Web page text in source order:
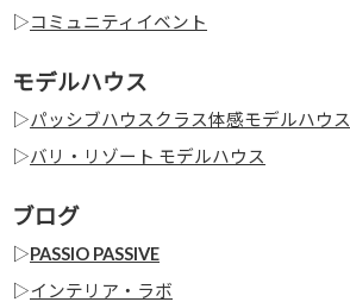
▷コミュニティイベント
モデルハウス
▷パッシブハウスクラス体感モデルハウス
▷バリ・リゾート モデルハウス
ブログ
▷PASSIO PASSIVE
▷インテリア・ラボ